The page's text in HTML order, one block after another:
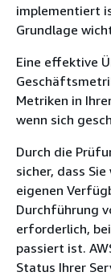
implementiert
Grundlage
Eine effektive
Metriken in
wenn sich
Durch die
sicher, dass
eigenen
Durchführung
erforderlich,
passiert ist.
Status Ihrer